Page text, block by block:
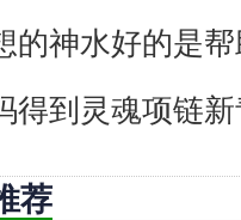
的神水好的是
得到灵魂项链
荐